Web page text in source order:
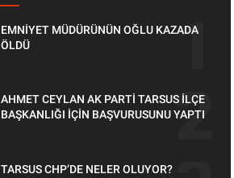
EMNİYET MÜDÜRÜNÜN OĞLU KAZADA
ÖLDÜ
AHMET CEYLAN AK PARTİ TARSUS İLÇE
BAŞKANLIĞI İÇİN BAŞVURUSUNU YAPTI
TARSUS CHP’DE NELER OLUYOR?